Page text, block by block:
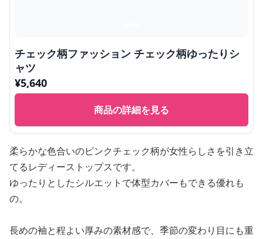
チェック柄ファッション チェック柄ゆったりシ
ャツ
¥5,640
商品の詳細を見る
柔らかな色合いのピンクチェック柄が女性らしさを引き立
てるレディーストップスです。
ゆったりとしたシルエットで体型カバーもできる優れも
の。
長めの袖と程よい厚みの素材感で、季節の変わり目にも重